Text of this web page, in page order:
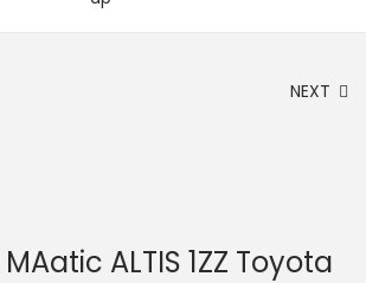
NEXT
ALTIS 1ZZ Toyota